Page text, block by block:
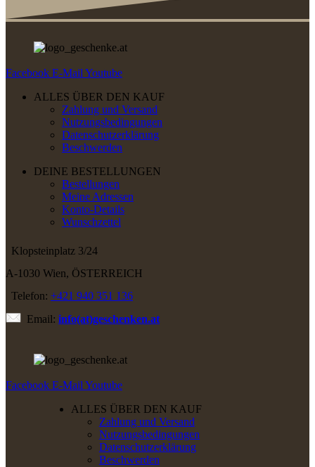
Facebook E-Mail Youtube
ALLES ÜBER DEN KAUF
Zahlung und Versand
Nutzungsbedingungen
Datenschutzerklärung
Beschwerden
DEINE BESTELLUNGEN
Bestellungen
Meine Adressen
Konto-Details
Wunschzettel
Klopsteinplatz 3/24
A-1030 Wien, ÖSTERREICH
Telefon: +421 940 351 136
Email: info(at)geschenken.at
Facebook E-Mail Youtube
ALLES ÜBER DEN KAUF
Zahlung und Versand
Nutzungsbedingungen
Datenschutzerklärung
Beschwerden